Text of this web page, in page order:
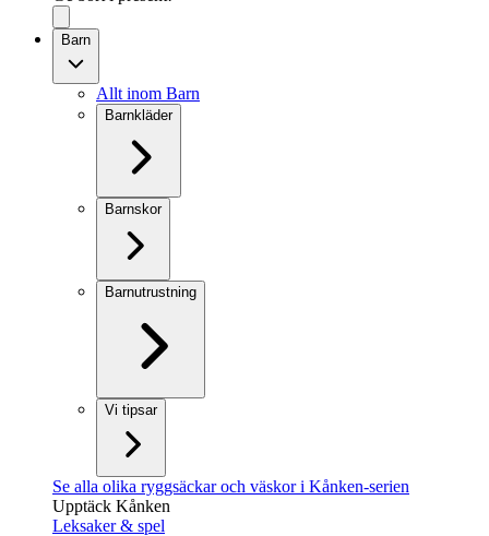
Barn
Allt inom Barn
Barnkläder
Barnskor
Barnutrustning
Vi tipsar
Se alla olika ryggsäckar och väskor i Kånken-serien
Upptäck Kånken
Leksaker & spel